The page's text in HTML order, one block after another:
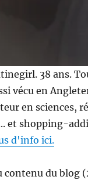
38 ans.
vécu en
en sciences,
et shopping-
d'info ici.
contenu du blog